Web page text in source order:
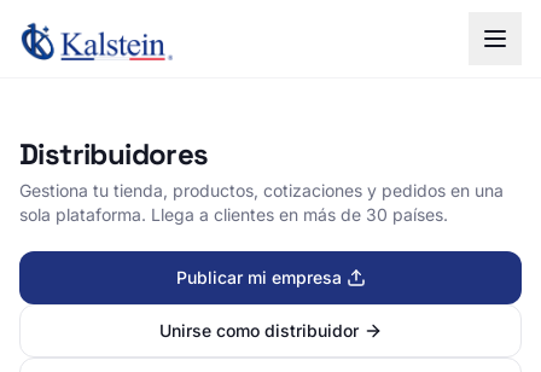
Distribuidores
Gestiona tu tienda, productos, cotizaciones y pedidos en una
sola plataforma. Llega a clientes en más de 30 países.
Publicar mi empresa
Unirse como distribuidor